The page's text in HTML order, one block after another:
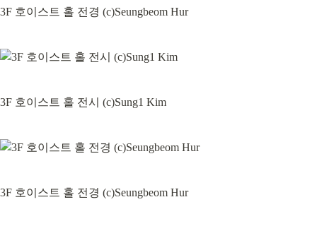
3F 호이스트 홀 전경 (c)Seungbeom Hur
3F 호이스트 홀 전시 (c)Sung1 Kim
3F 호이스트 홀 전경 (c)Seungbeom Hur